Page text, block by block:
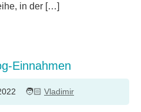
in der […]
Einnahmen
Vladimir